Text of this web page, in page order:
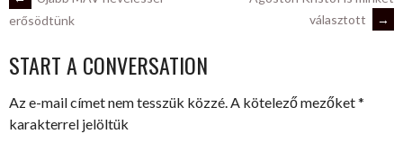
NAVIGATION
erősödtünk
választott
→
START A CONVERSATION
Az e-mail címet nem tesszük közzé. A kötelező mezőket*
karakterrel jelöltük